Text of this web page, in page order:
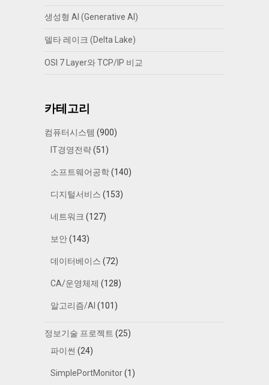
생성형 AI (Generative AI)
델타 레이크 (Delta Lake)
OSI 7 Layer와 TCP/IP 비교
카테고리
컴퓨터시스템 (900)
IT경영전략(51)
소프트웨어공학(140)
디지털서비스 (153)
네트워크 (127)
보안(143)
데이터베이스 (72)
CA/운영체제 (128)
알고리즘/AI (101)
정보기술 프로젝트 (25)
파이썬 (24)
SimplePortMonitor(1)